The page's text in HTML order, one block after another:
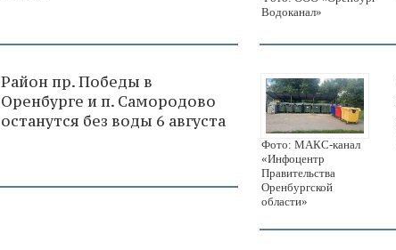
Водоканал»
Район пр. Победы в
Оренбурге и п. Самородово
останутся без воды 6 августа
Фото: МАКС-канал
«Инфоцентр
Правительства
Оренбургской
области»